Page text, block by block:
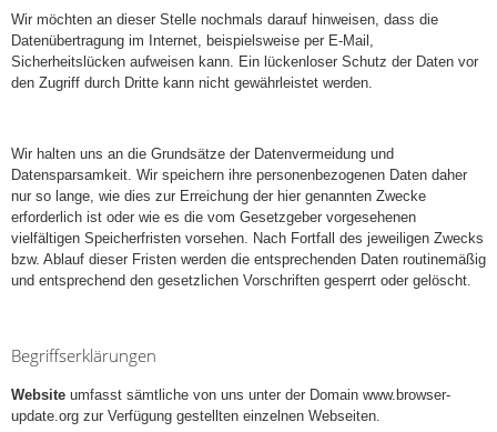
Wir möchten an dieser Stelle nochmals darauf hinweisen, dass die
Datenübertragung im Internet, beispielsweise per E-Mail,
Sicherheitslücken aufweisen kann. Ein lückenloser Schutz der Daten vor
den Zugriff durch Dritte kann nicht gewährleistet werden.
Wir halten uns an die Grundsätze der Datenvermeidung und
Datensparsamkeit. Wir speichern ihre personenbezogenen Daten daher
nur so lange, wie dies zur Erreichung der hier genannten Zwecke
erforderlich ist oder wie es die vom Gesetzgeber vorgesehenen
vielfältigen Speicherfristen vorsehen. Nach Fortfall des jeweiligen Zwecks
bzw. Ablauf dieser Fristen werden die entsprechenden Daten routinemäßig
und entsprechend den gesetzlichen Vorschriften gesperrt oder gelöscht.
Begriffserklärungen
Website umfasst sämtliche von uns unter der Domain www.browser-
update.org zur Verfügung gestellten einzelnen Webseiten.